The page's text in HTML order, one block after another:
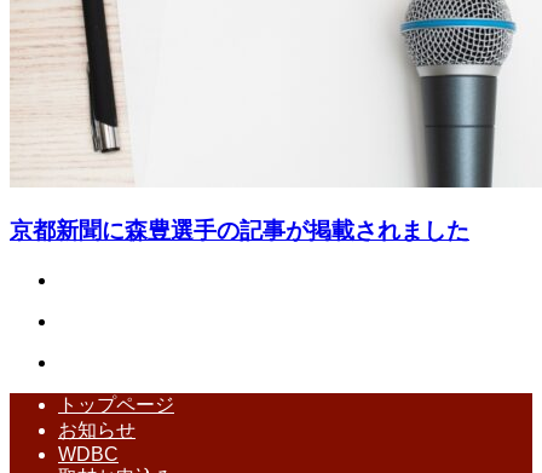
京都新聞に森豊選手の記事が掲載されました
トップページ
お知らせ
WDBC